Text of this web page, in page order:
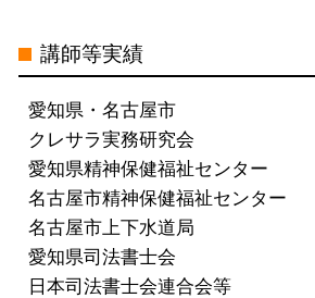
講師等実績
愛知県・名古屋市
クレサラ実務研究会
愛知県精神保健福祉センター
名古屋市精神保健福祉センター
名古屋市上下水道局
愛知県司法書士会
日本司法書士会連合会等